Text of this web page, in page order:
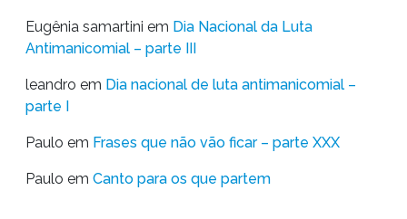
Eugênia samartini em Dia Nacional da Luta
Antimanicomial – parte III
leandro em Dia nacional de luta antimanicomial –
parte I
Paulo em Frases que não vão ficar – parte XXX
Paulo em Canto para os que partem